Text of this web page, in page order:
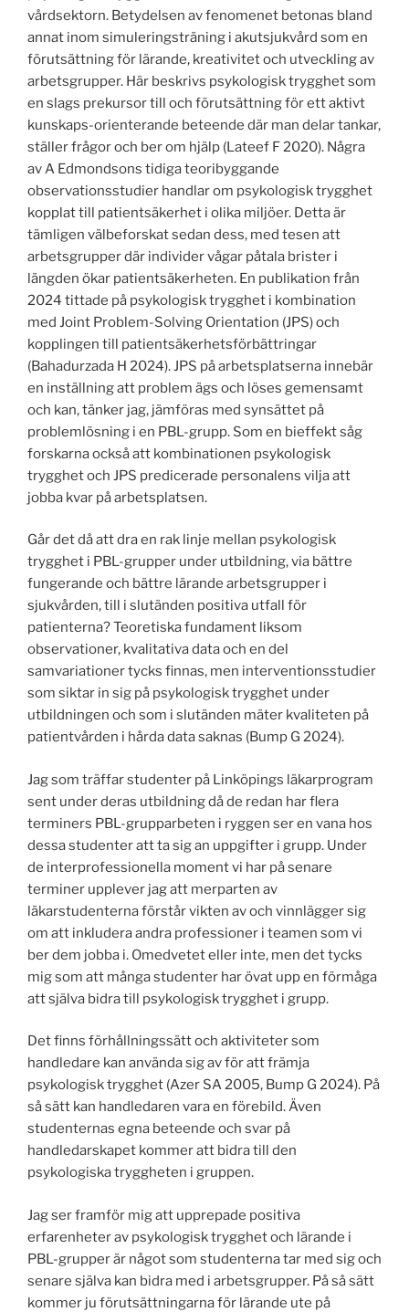
vårdsektorn. Betydelsen av fenomenet betonas bland
annat inom simuleringsträning i akutsjukvård som en
förutsättning för lärande, kreativitet och utveckling av
arbetsgrupper. Här beskrivs psykologisk trygghet som
en slags prekursor till och förutsättning för ett aktivt
kunskaps-orienterande beteende där man delar tankar,
ställer frågor och ber om hjälp (Lateef F 2020). Några
av A Edmondsons tidiga teoribyggande
observationsstudier handlar om psykologisk trygghet
kopplat till patientsäkerhet i olika miljöer. Detta är
tämligen välbeforskat sedan dess, med tesen att
arbetsgrupper där individer vågar påtala brister i
längden ökar patientsäkerheten. En publikation från
2024 tittade på psykologisk trygghet i kombination
med Joint Problem-Solving Orientation (JPS) och
kopplingen till patientsäkerhetsförbättringar
(Bahadurzada H 2024). JPS på arbetsplatserna innebär
en inställning att problem ägs och löses gemensamt
och kan, tänker jag, jämföras med synsättet på
problemlösning i en PBL-grupp. Som en bieffekt såg
forskarna också att kombinationen psykologisk
trygghet och JPS predicerade personalens vilja att
jobba kvar på arbetsplatsen.
Går det då att dra en rak linje mellan psykologisk
trygghet i PBL-grupper under utbildning, via bättre
fungerande och bättre lärande arbetsgrupper i
sjukvården, till i slutänden positiva utfall för
patienterna? Teoretiska fundament liksom
observationer, kvalitativa data och en del
samvariationer tycks finnas, men interventionsstudier
som siktar in sig på psykologisk trygghet under
utbildningen och som i slutänden mäter kvaliteten på
patientvården i hårda data saknas (Bump G 2024).
Jag som träffar studenter på Linköpings läkarprogram
sent under deras utbildning då de redan har flera
terminers PBL-grupparbeten i ryggen ser en vana hos
dessa studenter att ta sig an uppgifter i grupp. Under
de interprofessionella moment vi har på senare
terminer upplever jag att merparten av
läkarstudenterna förstår vikten av och vinnlägger sig
om att inkludera andra professioner i teamen som vi
ber dem jobba i. Omedvetet eller inte, men det tycks
mig som att många studenter har övat upp en förmåga
att själva bidra till psykologisk trygghet i grupp.
Det finns förhållningssätt och aktiviteter som
handledare kan använda sig av för att främja
psykologisk trygghet (Azer SA 2005, Bump G 2024). På
så sätt kan handledaren vara en förebild. Även
studenternas egna beteende och svar på
handledarskapet kommer att bidra till den
psykologiska tryggheten i gruppen.
Jag ser framför mig att upprepade positiva
erfarenheter av psykologisk trygghet och lärande i
PBL-grupper är något som studenterna tar med sig och
senare själva kan bidra med i arbetsgrupper. På så sätt
kommer ju förutsättningarna för lärande ute på